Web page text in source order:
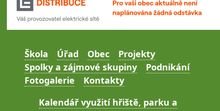
Škola Úřad Obec
Projekty
Spolky a zájmové skupiny
Podnikání
Fotogalerie
Kontakty
Kalendář využití hřiště, parku a